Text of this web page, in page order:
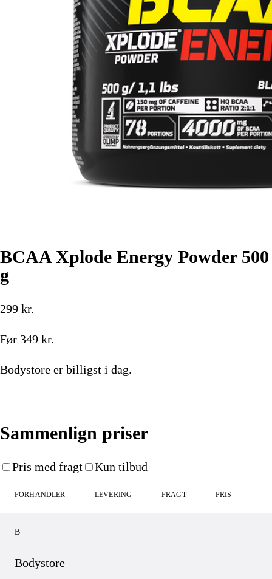
BCAA Xplode Energy Powder 500
g
299 kr.
Før 349 kr.
Bodystore er billigst i dag.
Sammenlign priser
Pris med fragt Kun tilbud
FORHANDLER LEVERING FRAGT PRIS
B
Bodystore